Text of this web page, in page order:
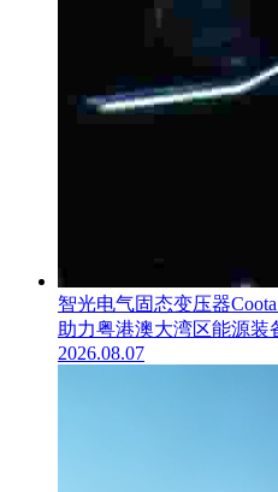
智光电气固态变压器
助力粤港澳大湾区能源装
2026.08.07